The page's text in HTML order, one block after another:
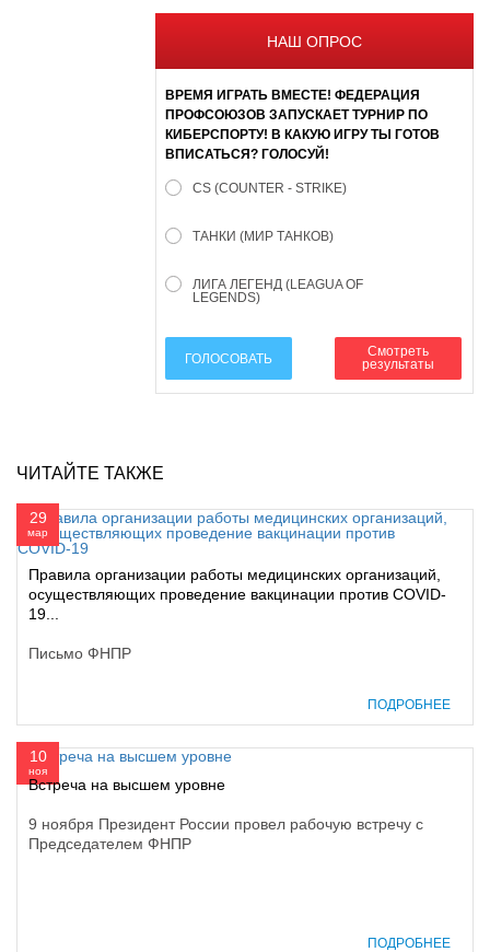
НАШ ОПРОС
ВРЕМЯ ИГРАТЬ ВМЕСТЕ! ФЕДЕРАЦИЯ
ПРОФСОЮЗОВ ЗАПУСКАЕТ ТУРНИР ПО
КИБЕРСПОРТУ! В КАКУЮ ИГРУ ТЫ ГОТОВ
ВПИСАТЬСЯ? ГОЛОСУЙ!
CS (COUNTER - STRIKE)
ТАНКИ (МИР ТАНКОВ)
ЛИГА ЛЕГЕНД (LEAGUA OF
LEGENDS)
ГОЛОСОВАТЬ
Смотреть
результаты
ЧИТАЙТЕ ТАКЖЕ
29
мар
Правила организации работы медицинских организаций,
осуществляющих проведение вакцинации против COVID-
19...
Письмо ФНПР
ПОДРОБНЕЕ
10
ноя
Встреча на высшем уровне
9 ноября Президент России провел рабочую встречу с
Председателем ФНПР
ПОДРОБНЕЕ